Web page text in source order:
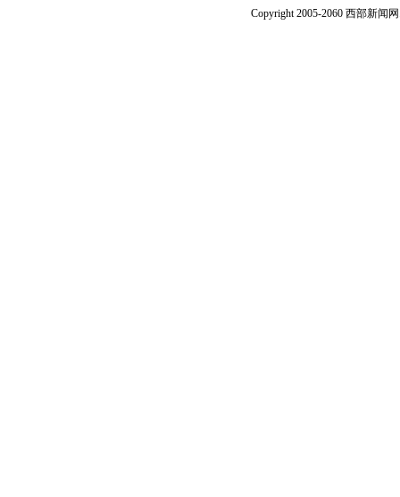
Copyright 2005-2060 西部新闻